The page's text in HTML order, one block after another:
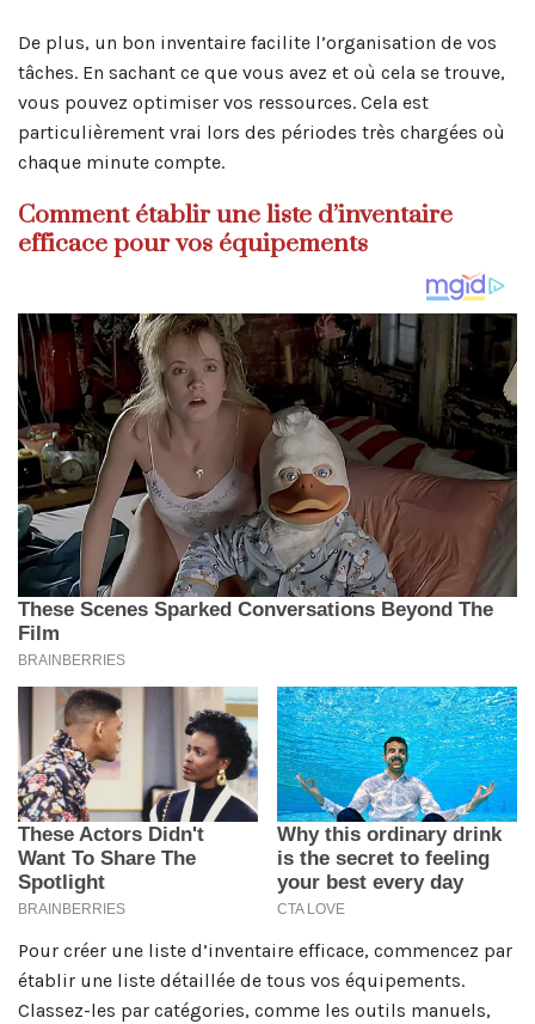
De plus, un bon inventaire facilite l’organisation de vos
tâches. En sachant ce que vous avez et où cela se trouve,
vous pouvez optimiser vos ressources. Cela est
particulièrement vrai lors des périodes très chargées où
chaque minute compte.
Comment établir une liste d’inventaire
efficace pour vos équipements
Pour créer une liste d’inventaire efficace, commencez par
établir une liste détaillée de tous vos équipements.
Classez-les par catégories, comme les outils manuels,